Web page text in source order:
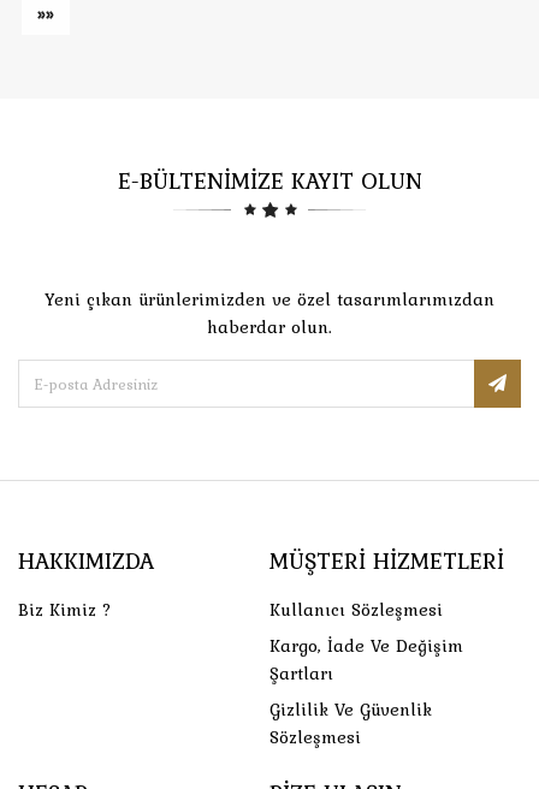
»»
E-BÜLTENİMİZE KAYIT OLUN
Yeni çıkan ürünlerimizden ve özel tasarımlarımızdan
haberdar olun.
HAKKIMIZDA
Biz Kimiz ?
MÜŞTERI HIZMETLERI
Kullanıcı Sözleşmesi
Kargo, İade Ve Değişim
Şartları
Gizlilik Ve Güvenlik
Sözleşmesi